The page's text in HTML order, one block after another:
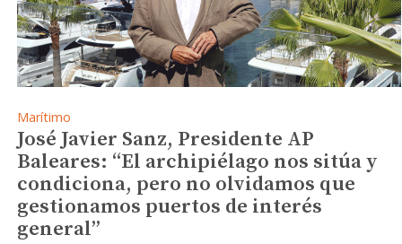
Marítimo
José Javier Sanz, Presidente AP
Baleares: “El archipiélago nos sitúa y
condiciona, pero no olvidamos que
gestionamos puertos de interés
general”